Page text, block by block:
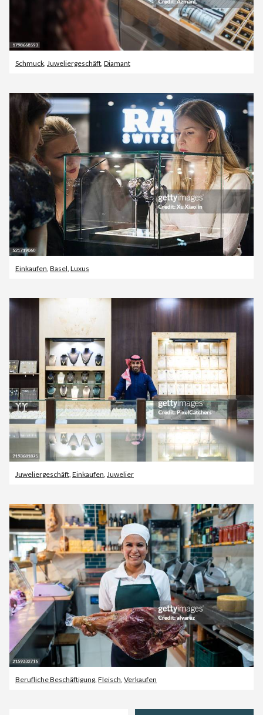
Schmuck, Juweliergeschäft, Diamant
Einkaufen, Basel, Luxus
Juweliergeschäft Einkaufen Juwelier
Berufliche Beschäftigung, Fleisch, Verkaufen